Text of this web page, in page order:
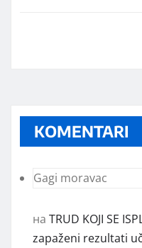
KOMENTARI
Gagi moravac
на TRUD KOJI SE
zapaženi rezultati